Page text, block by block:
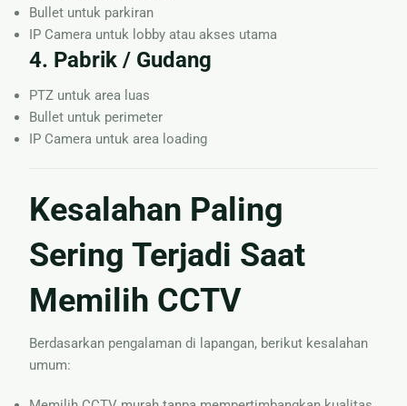
Bullet untuk parkiran
IP Camera untuk lobby atau akses utama
4. Pabrik / Gudang
PTZ untuk area luas
Bullet untuk perimeter
IP Camera untuk area loading
Kesalahan Paling
Sering Terjadi Saat
Memilih CCTV
Berdasarkan pengalaman di lapangan, berikut kesalahan
umum: